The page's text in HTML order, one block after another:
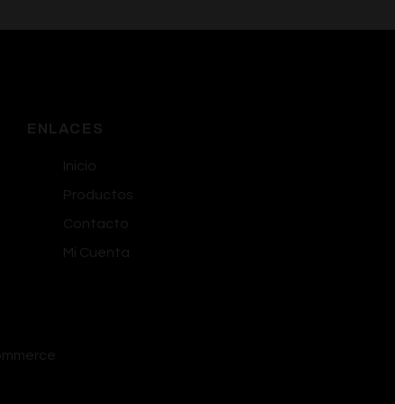
ENLACES
Inicio
Productos
Contacto
Mi Cuenta